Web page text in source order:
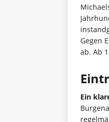
Gegen
ab. Ab
Ein